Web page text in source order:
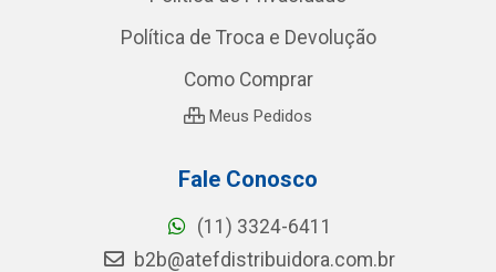
Política de Troca e Devolução
Como Comprar
Meus Pedidos
Fale Conosco
(11) 3324-6411
b2b@atefdistribuidora.com.br